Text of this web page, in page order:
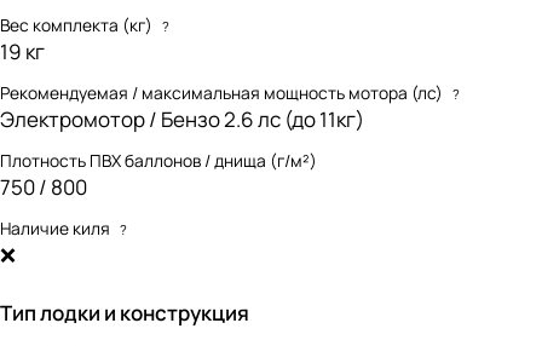
Вес комплекта (кг) ?
19 кг
Рекомендуемая / максимальная мощность мотора (лс) ?
Электромотор / Бензо 2.6 лс (до 11кг)
Плотность ПВХ баллонов / днища (г/м²)
750 / 800
Наличие киля ?
❌
Тип лодки и конструкция